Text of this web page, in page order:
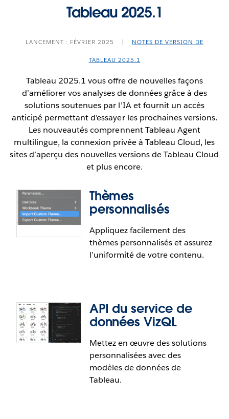
IdeaExchange de Salesforce :Tableau Pulse offert
en d’autres langues
Tableau Pulse : Calendrier sur mesure
Assurez-vous d’analyser des données pertinentes
propres aux rapports d’entreprise en utilisant des
définitions de calendrier sur mesure plutôt que le
calendrier grégorien.
Tableau 2025.1
LANCEMENT : FÉVRIER 2025 NOTES DE VERSION DE
TABLEAU 2025.1
Tableau 2025.1 vous offre de nouvelles façons
d’améliorer vos analyses de données grâce à des
solutions soutenues par l’IA et fournit un accès
anticipé permettant d’essayer les prochaines versions.
Les nouveautés comprennent Tableau Agent
multilingue, la connexion privée à Tableau Cloud, les
sites d’aperçu des nouvelles versions de Tableau Cloud
et plus encore.
Thèmes
personnalisés
Appliquez facilement des
thèmes personnalisés et assurez
l’uniformité de votre contenu.
Thèmes personnalisés
Assurez-vous d’avoir une mise en forme cohérente
API du service de
données VizQL
Mettez en œuvre des solutions
personnalisées avec des
modèles de données de
Tableau.